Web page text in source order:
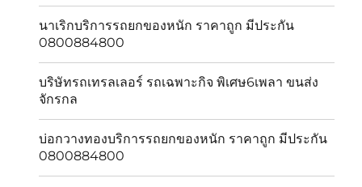
นาเริกบริการรถยกของหนัก ราคาถูก มีประกัน
0800884800
บริษัทรถเทรลเลอร์ รถเฉพาะกิจ พิเศษ6เพลา ขนส่ง
จักรกล
บ่อกวางทองบริการรถยกของหนัก ราคาถูก มีประกัน
0800884800